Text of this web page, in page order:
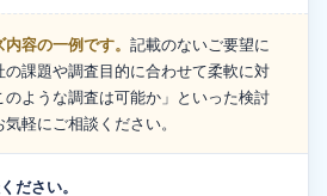
容の一例です。 記載のないご要望に
課題や調査目的に合わせて柔軟に対
のような調査は可能か」といった検討
軽にご相談ください。
ださい。